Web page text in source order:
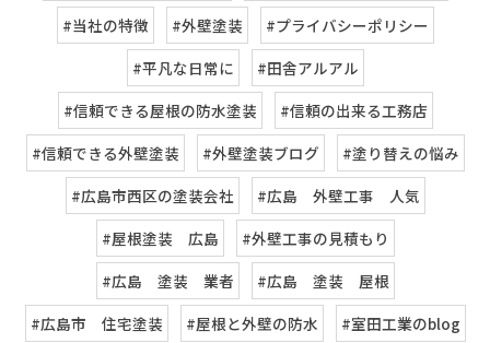
#当社の特徴
#外壁塗装
#プライバシーポリシー
#平凡な日常に
#田舎アルアル
#信頼できる屋根の防水塗装
#信頼の出来る工務店
#信頼できる外壁塗装
#外壁塗装ブログ
#塗り替えの悩み
#広島市西区の塗装会社
#広島 外壁工事 人気
#屋根塗装 広島
#外壁工事の見積もり
#広島 塗装 業者
#広島 塗装 屋根
#広島市 住宅塗装
#屋根と外壁の防水 #室田工業のblog